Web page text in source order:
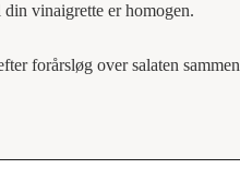
vinaigrette er homogen.
forårsløg over salaten sammen